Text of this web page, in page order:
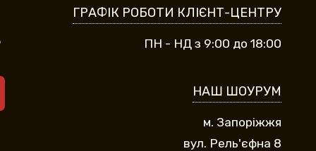
ГРАФІК РОБОТИ КЛІЄНТ-ЦЕНТРУ
ПН - НД з 9:00 до 18:00
НАШ ШОУРУМ
м. Запоріжжя
вул. Рель'єфна 8